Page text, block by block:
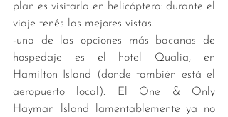
plan es visitarla en helicóptero: durante el
viaje tenés las mejores vistas.
-una de las opciones más bacanas de
hospedaje es el hotel Qualia, en
Hamilton Island (donde también está el
aeropuerto local). El One & Only
Hayman lsland lamentablemente ya no